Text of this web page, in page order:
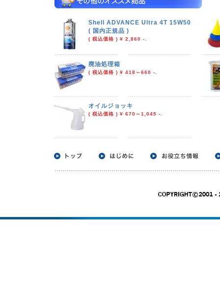
Shell ADVANCE Ultra 4T 15W50
( 国内正規品 )
( 税込価格 ) ¥ 2,860 -.
廃油処理箱
( 税込価格 ) ¥ 418～660 -.
オイルジョッキ
( 税込価格 ) ¥ 670～1,045 -.